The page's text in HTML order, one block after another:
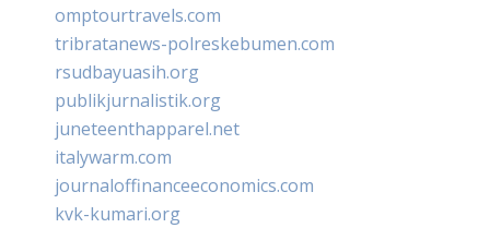
omptourtravels.com
tribratanews-polreskebumen.com
rsudbayuasih.org
publikjurnalistik.org
juneteenthapparel.net
italywarm.com
journaloffinanceeconomics.com
kvk-kumari.org